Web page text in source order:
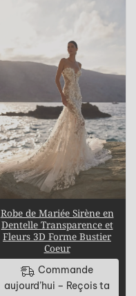
Robe de Mariée Sirène en
Dentelle Transparence et
Fleurs 3D Forme Bustier
Coeur
Commande
aujourd’hui – Reçois ta